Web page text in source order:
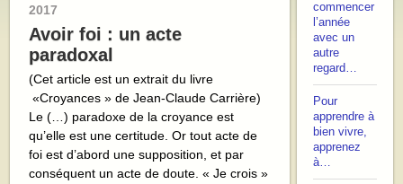
2017
Avoir foi : un acte
paradoxal
(Cet article est un extrait du livre
«Croyances » de Jean-Claude Carrière)
Le (…) paradoxe de la croyance est
qu’elle est une certitude. Or tout acte de
foi est d’abord une supposition, et par
conséquent un acte de doute. « Je crois »
commencer
l’année
avec un
autre
regard…
Pour
apprendre à
bien vivre,
apprenez
à…